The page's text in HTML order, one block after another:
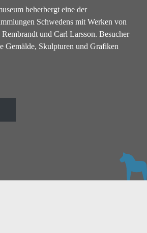
beherbergt eine der
Schwedens mit Werken von
und Carl Larsson. Besucher
Gemälde, Skulpturen und Grafiken